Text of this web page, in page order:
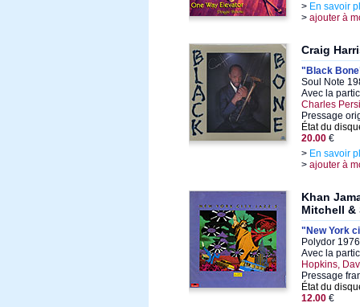
> En savoir
> ajouter à
Craig
"Black
Soul Note
Avec la
Charles
Pressage
État du
20.00 €
> En savoir
> ajouter à
Khan
Mitchell &
"New York
Polydor
Avec la
Hopkins,
Pressage
État du
12.00 €